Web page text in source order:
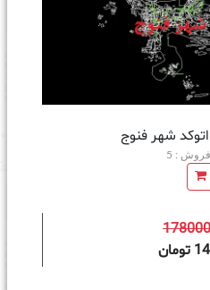
شهر فنوج
فروش : 5